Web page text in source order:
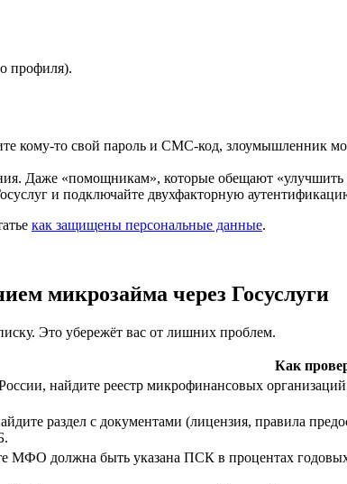
профиля).
кому-то свой пароль и СМС-код, злоумышленник
Даже «помощникам», которые обещают «улучшить
и подключайте двухфакторную
как защищены персональные данные.
микрозайма через Госуслуги
Это убережёт вас от лишних проблем.
Как
России, найдите реестр микрофинансовых
раздел с документами (лицензия, правила
МФО должна быть указана ПСК в процентах